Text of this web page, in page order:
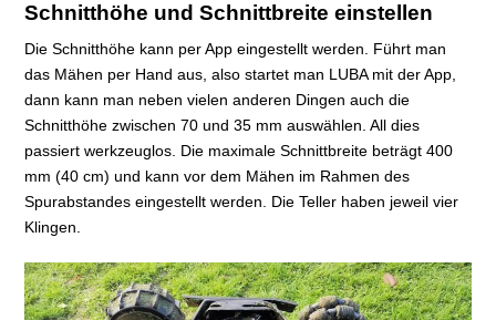
Schnitthöhe und Schnittbreite einstellen
Die Schnitthöhe kann per App eingestellt werden. Führt man
das Mähen per Hand aus, also startet man LUBA mit der App,
dann kann man neben vielen anderen Dingen auch die
Schnitthöhe zwischen 70 und 35 mm auswählen. All dies
passiert werkzeuglos. Die maximale Schnittbreite beträgt 400
mm (40 cm) und kann vor dem Mähen im Rahmen des
Spurabstandes eingestellt werden. Die Teller haben jeweil vier
Klingen.